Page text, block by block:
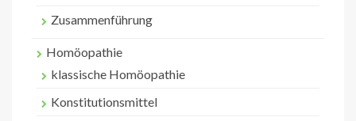
Zusammenführung
Homöopathie
klassische Homöopathie
Konstitutionsmittel